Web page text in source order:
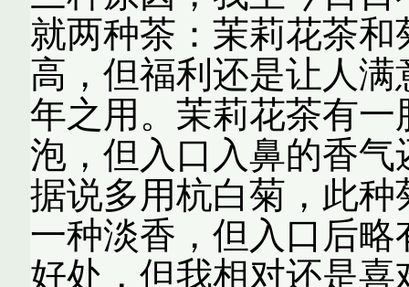
就两种茶：茉莉花茶
高，但福利还是让人
年之用。茉莉花茶有
泡，但入口入鼻的香
据说多用杭白菊，此
一种淡香，但入口后
好处，但我相对还是